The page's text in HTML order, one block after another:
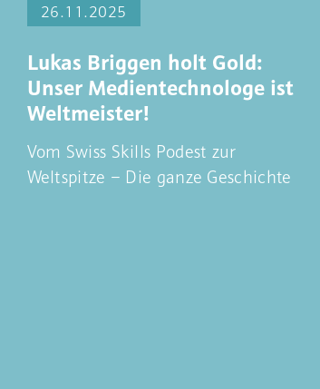
26.11.2025
Lukas Briggen holt Gold:
Unser Medientechnologe ist
Weltmeister!
Vom Swiss Skills Podest zur
Weltspitze – Die ganze Geschichte